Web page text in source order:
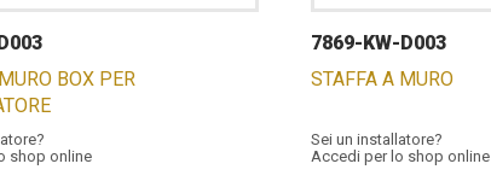
BOX PER
shop online
7869-KW-D003
STAFFA A MURO
Sei un installatore?
Accedi per lo shop online